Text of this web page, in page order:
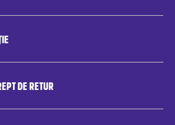
DE RETUR